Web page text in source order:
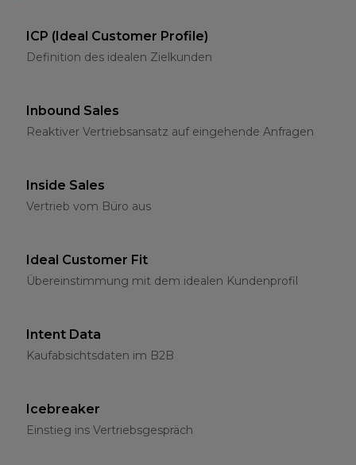
ICP (Ideal Customer Profile)
Definition des idealen Zielkunden
Inbound Sales
Reaktiver Vertriebsansatz auf eingehende Anfragen
Inside Sales
Vertrieb vom Büro aus
Ideal Customer Fit
Übereinstimmung mit dem idealen Kundenprofil
Intent Data
Kaufabsichtsdaten im B2B
Icebreaker
Einstieg ins Vertriebsgespräch